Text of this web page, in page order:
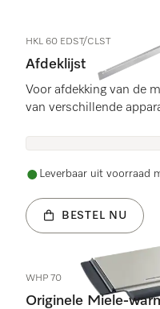
HKL 60 EDST/CLST
Afdeklijst
Voor afdekking van de
van verschillende
Leverbaar uit voorraad
BESTEL NU
WHP 70
Originele Miele-